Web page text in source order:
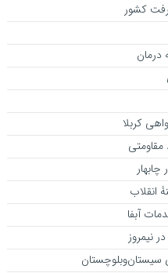
کشور
درمان
کربلا
انقلاب
آبفا
نیمروز